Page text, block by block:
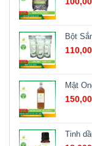
Bột
Mật
Tinh